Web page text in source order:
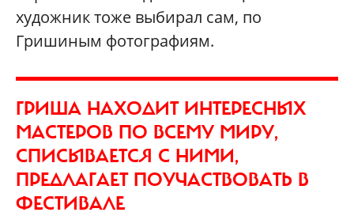
художник тоже выбирал сам, по
Гришиным фотографиям.
ГРИША НАХОДИТ ИНТЕРЕСНЫХ
МАСТЕРОВ ПО ВСЕМУ МИРУ,
СПИСЫВАЕТСЯ С НИМИ,
ПРЕДЛАГАЕТ ПОУЧАСТВОВАТЬ В
ФЕСТИВАЛЕ